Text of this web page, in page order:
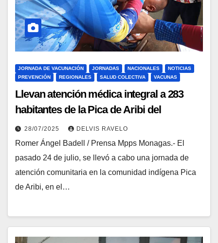
JORNADA DE VACUNACIÓN JORNADAS NACIONALES
NOTICIAS
PREVENCIÓN
REGIONALES SALUD COLECTIVA VACUNAS
Llevan atención médica integral a 283
habitantes de la Pica de Aribi del
municipio Aguasay
28/07/2025 DELVIS RAVELO
Romer Ángel Badell / Prensa Mpps Monagas.- El
pasado 24 de julio, se llevó a cabo una jornada de
atención comunitaria en la comunidad indígena Pica
de Aribi, en el…